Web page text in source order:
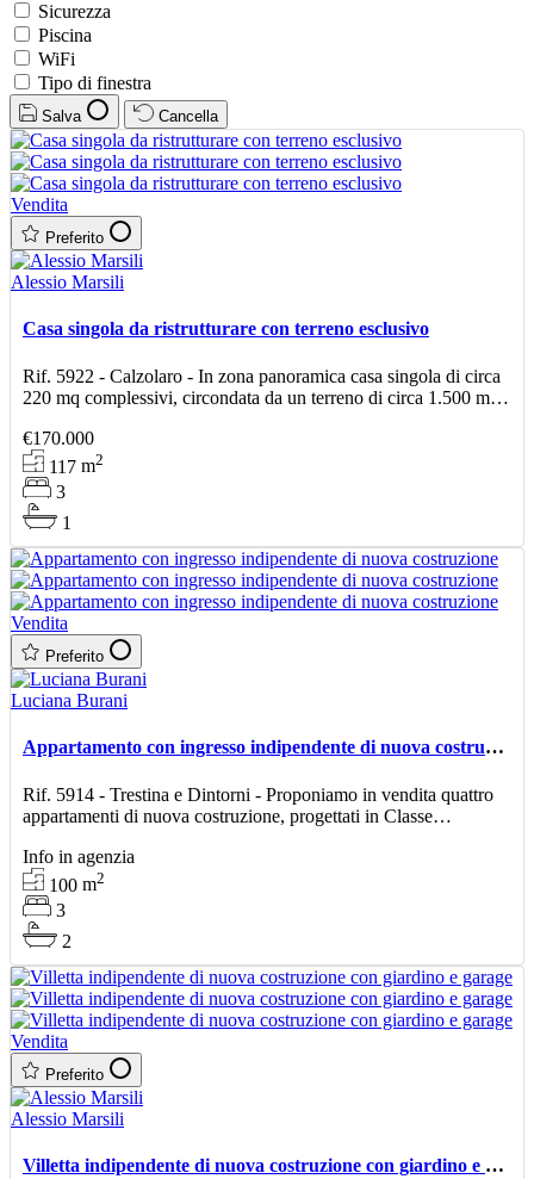
Sicurezza
Piscina
WiFi
Tipo di finestra
Salva Cancella
Vendita
Preferito
Alessio Marsili
Casa singola da ristrutturare con terreno esclusivo
Rif. 5922 - Calzolaro - In zona panoramica casa singola di circa
220 mq complessivi, circondata da un terreno di circa 1.500 mq
€170.000
117m2
3
1
Vendita
Preferito
Luciana Burani
Appartamento con ingresso indipendente di nuova costruzione
Rif. 5914 - Trestina e Dintorni - Proponiamo in vendita quattro
appartamenti di nuova costruzione, progettati in Classe
Info in agenzia
100m2
3
2
Vendita
Preferito
Alessio Marsili
Villetta indipendente di nuova costruzione con giardino e garage